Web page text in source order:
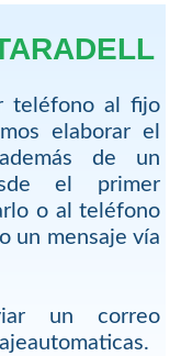
teléfono al fijo
elaborar el
de un
el primer
o al teléfono
un mensaje vía
un correo